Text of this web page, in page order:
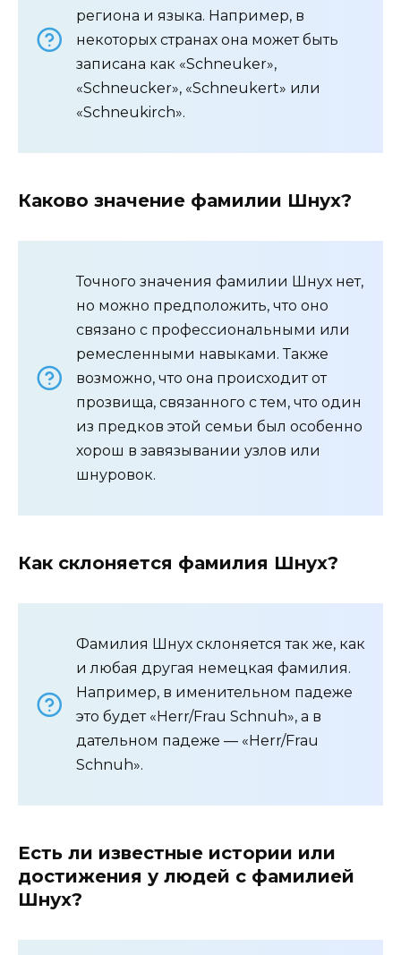
региона и языка. Например, в
некоторых странах она может быть
записана как «Schneuker»,
«Schneucker», «Schneukert» или
«Schneukirch».
Каково значение фамилии Шнух?
Точного значения фамилии Шнух нет,
но можно предположить, что оно
связано с профессиональными или
ремесленными навыками. Также
возможно, что она происходит от
прозвища, связанного с тем, что один
из предков этой семьи был особенно
хорош в завязывании узлов или
шнуровок.
Как склоняется фамилия Шнух?
Фамилия Шнух склоняется так же, как
и любая другая немецкая фамилия.
Например, в именительном падеже
это будет «Herr/Frau Schnuh», а в
дательном падеже — «Herr/Frau
Schnuh».
Есть ли известные истории или
достижения у людей с фамилией
Шнух?